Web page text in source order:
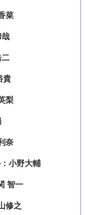
菜
貴
梨
奈
小野大輔
智一
修之